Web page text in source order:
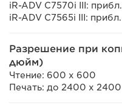
iR-ADV C7570i III:
iR-ADV C7565i III:
Разрешение при
дюйм)
Чтение: 600 x 600
Печать: до 2400 x 2400